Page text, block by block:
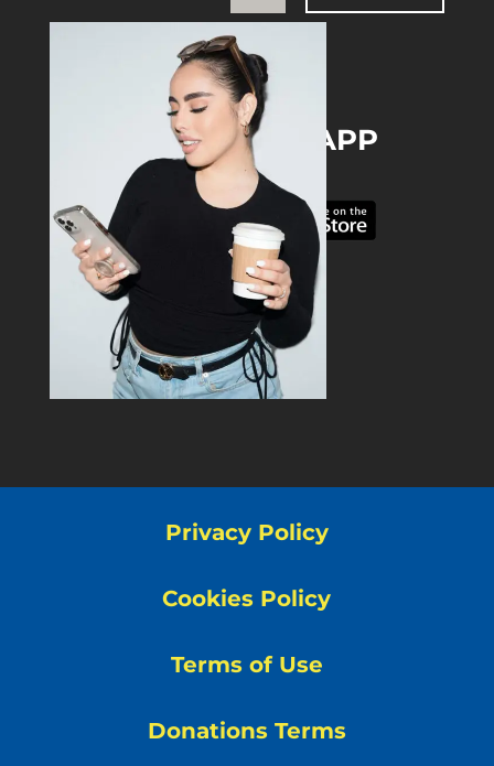
DOWNLOAD THE APP
Privacy Policy
Cookies Policy
Terms of Use
Donations Terms